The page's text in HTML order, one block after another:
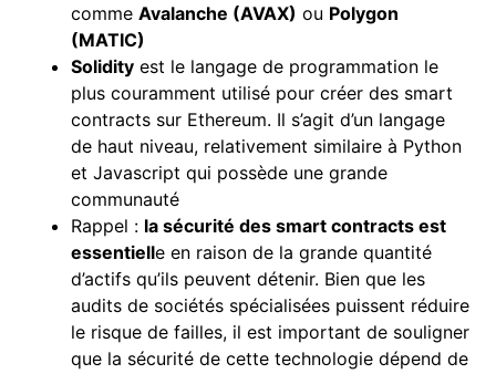
comme Avalanche (AVAX) ou Polygon
(MATIC)
Solidity est le langage de programmation le
plus couramment utilisé pour créer des smart
contracts sur Ethereum. Il s’agit d’un langage
de haut niveau, relativement similaire à Python
et Javascript qui possède une grande
communauté
Rappel : la sécurité des smart contracts est
essentielle en raison de la grande quantité
d’actifs qu’ils peuvent détenir. Bien que les
audits de sociétés spécialisées puissent réduire
le risque de failles, il est important de souligner
que la sécurité de cette technologie dépend de